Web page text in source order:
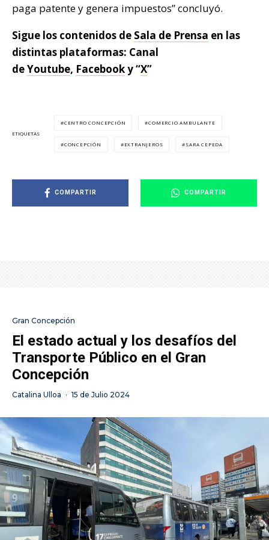
paga patente y genera impuestos” concluyó.
Sigue los contenidos de Sala de Prensa en las
distintas plataformas: Canal
deYoutube, Facebooky “X”
ETIQUETAS
CENTRO CONCEPCIÓN COMERCIO AMBULANTE
CONCEPCIÓN EXTRANJEROS SARA CEPEDA
COMPARTIR COMPARTIR
Gran Concepción
El estado actual y los desafíos del
Transporte Público en el Gran
Concepción
Catalina Ulloa · 15 de Julio 2024